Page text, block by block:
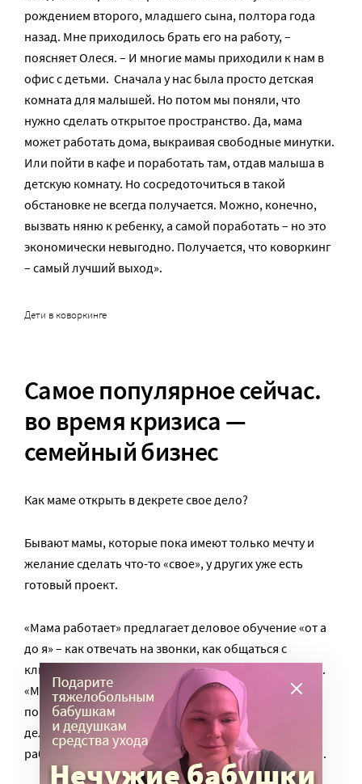
рождением второго, младшего сына, полтора года
назад. Мне приходилось брать его на работу, –
поясняет Олеся. – И многие мамы приходили к нам в
офис с детьми. Сначала у нас была просто детская
комната для малышей. Но потом мы поняли, что
нужно сделать открытое пространство. Да, мама
может работать дома, выкраивая свободные минутки.
Или пойти в кафе и поработать там, отдав малыша в
детскую комнату. Но сосредоточиться в такой
обстановке не всегда получается. Можно, конечно,
вызвать няню к ребенку, а самой поработать – но это
экономически невыгодно. Получается, что коворкинг
– самый лучший выход».
Дети в коворкинге
Самое популярное сейчас.
во время кризиса —
семейный бизнес
Как маме открыть в декрете свое дело?
Бывают мамы, которые пока имеют только мечту и
желание сделать что-то «свое», у других уже есть
готовый проект.
«Мама работает» предлагает деловое обучение «от а
до я» – как отвечать на звонки, как общаться с
клиентами и с партнерами, как вести документацию.
«Мы также создаем сайт старт-апа, его стиль,
помогаем в первоначальном продвижении – то есть
делаем все, чтобы ее бизнес закрутился, начал
работать», – отмечает Олеся. Это бесплатные услуги.